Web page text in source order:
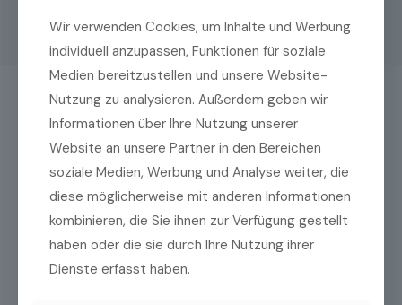
Das könnte Sie auch interessieren
Wir verwenden Cookies, um Inhalte und Werbung
individuell anzupassen, Funktionen für soziale
Medien bereitzustellen und unsere Website-
Nutzung zu analysieren. Außerdem geben wir
Informationen über Ihre Nutzung unserer
Website an unsere Partner in den Bereichen
soziale Medien, Werbung und Analyse weiter, die
diese möglicherweise mit anderen Informationen
kombinieren, die Sie ihnen zur Verfügung gestellt
haben oder die sie durch Ihre Nutzung ihrer
Dienste erfasst haben.